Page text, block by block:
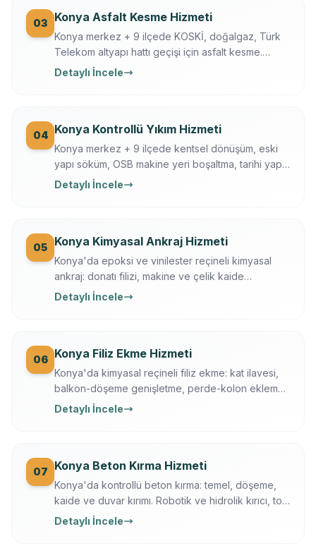
03 Konya Asfalt Kesme Hizmeti
Konya merkez + 9 ilçede KOSKİ, doğalgaz, Türk
Telekom altyapı hattı geçişi için asfalt kesme.
Husqvarna FS 7000, gece çalışma, trafik düzeni.
Detaylı İncele
04 Konya Kontrollü Yıkım Hizmeti
Konya merkez + 9 ilçede kentsel dönüşüm, eski
yapı söküm, OSB makine yeri boşaltma, tarihi yapı
kısmi yıkım. İş güvenliği + sigortalı operasyon,
Detaylı İncele
05 Konya Kimyasal Ankraj Hizmeti
Konya'da epoksi ve vinilester reçineli kimyasal
ankraj: donatı filizi, makine ve çelik kaide
sabitleme. Ücretsiz keşif, çekme testi, yazılı
Detaylı İncele
06 Konya Filiz Ekme Hizmeti
Konya'da kimyasal reçineli filiz ekme: kat ilavesi,
balkon-döşeme genişletme, perde-kolon ekleme.
Ferroscan kontrollü, çekme testli, yazılı garanti.
Detaylı İncele
07 Konya Beton Kırma Hizmeti
Konya'da kontrollü beton kırma: temel, döşeme,
kaide ve duvar kırımı. Robotik ve hidrolik kırıcı, toz
bastırma, moloz dahil, sigortalı operasyon.
Detaylı İncele